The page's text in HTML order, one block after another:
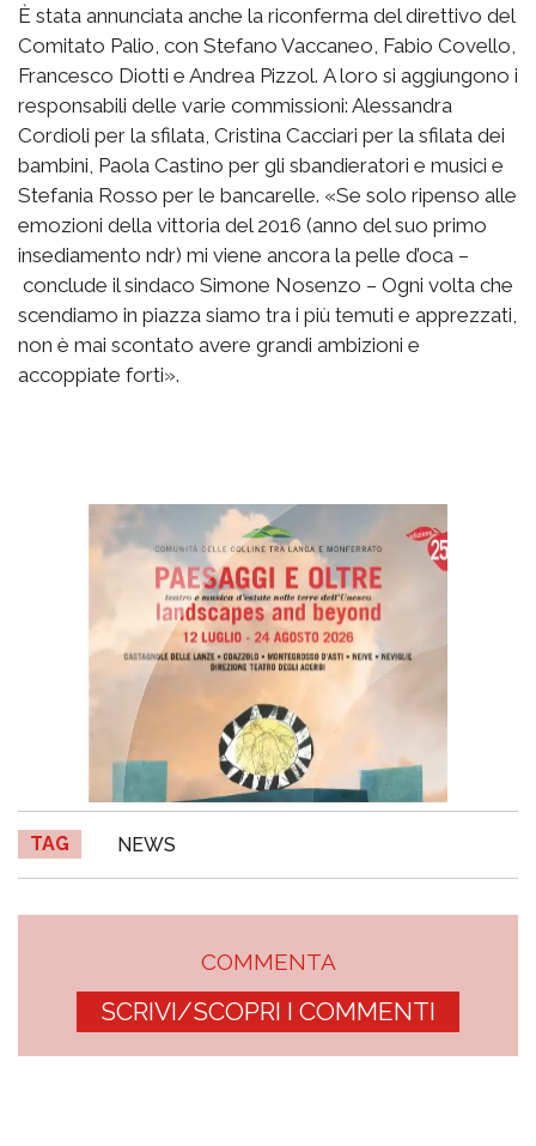
È stata annunciata anche la riconferma del direttivo del
Comitato Palio, con Stefano Vaccaneo, Fabio Covello,
Francesco Diotti e Andrea Pizzol. A loro si aggiungono i
responsabili delle varie commissioni: Alessandra
Cordioli per la sfilata, Cristina Cacciari per la sfilata dei
bambini, Paola Castino per gli sbandieratori e musici e
Stefania Rosso per le bancarelle. «Se solo ripenso alle
emozioni della vittoria del 2016 (anno del suo primo
insediamento ndr) mi viene ancora la pelle d’oca –
conclude il sindaco Simone Nosenzo – Ogni volta che
scendiamo in piazza siamo tra i più temuti e apprezzati,
non è mai scontato avere grandi ambizioni e
accoppiate forti».
TAG NEWS
COMMENTA
SCRIVI/SCOPRI I COMMENTI